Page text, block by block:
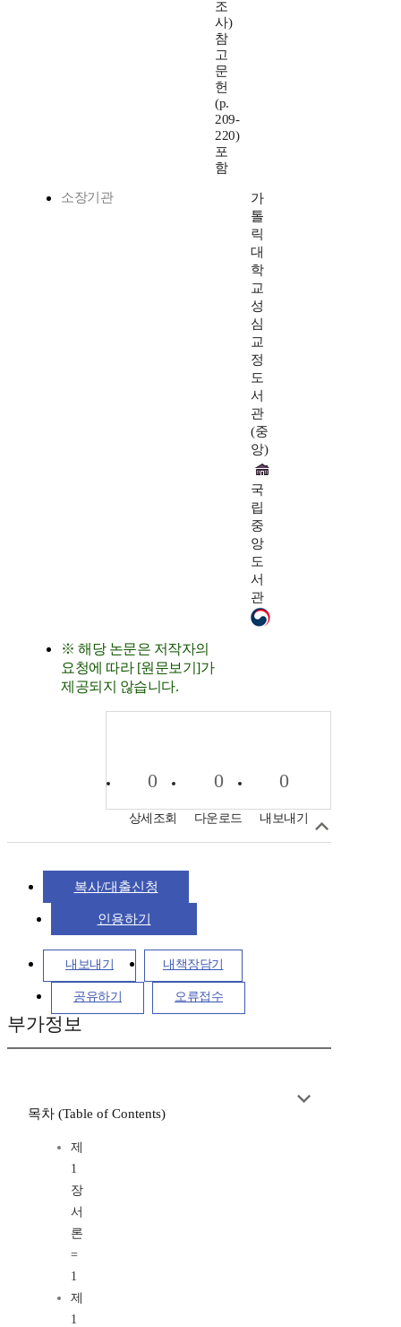
조
사)
참
고
문
헌
(p.
209-
220)
포
함
소장기관
가
톨
릭
대
학
교
성
심
교
정
도
서
관
(중
앙)
국
립
중
앙
도
서
관
※ 해당 논문은 저작자의
요청에 따라 [원문보기]가
제공되지 않습니다.
0
상세조회
0
다운로드
0
내보내기
복사/대출신청
인용하기
내보내기 내책장담기
공유하기 오류접수
부가정보
목차 (Table of Contents)
제
1
장
서
론
=
1
제
1